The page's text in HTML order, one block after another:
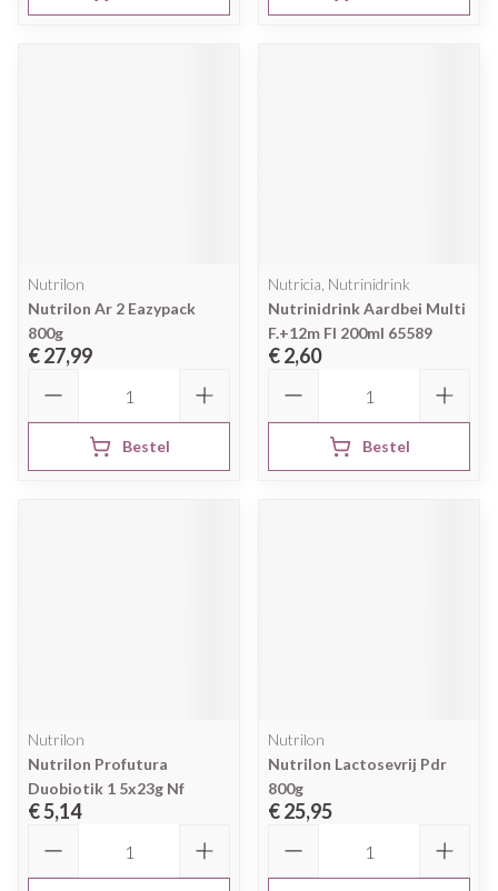
Nutrilon
Nutrilon Ar 2 Eazypack
800g
€ 27,99
Bestel
Nutricia, Nutrinidrink
Nutrinidrink Aardbei Multi
F.+12m Fl 200ml 65589
€ 2,60
Bestel
Nutrilon
Nutrilon Profutura
Duobiotik 1 5x23g Nf
€ 5,14
Nutrilon
Nutrilon Lactosevrij Pdr
800g
€ 25,95